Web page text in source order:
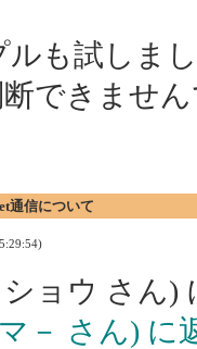
ルも試しま
できませ
通信について
ョウ さん)
－ さん) に